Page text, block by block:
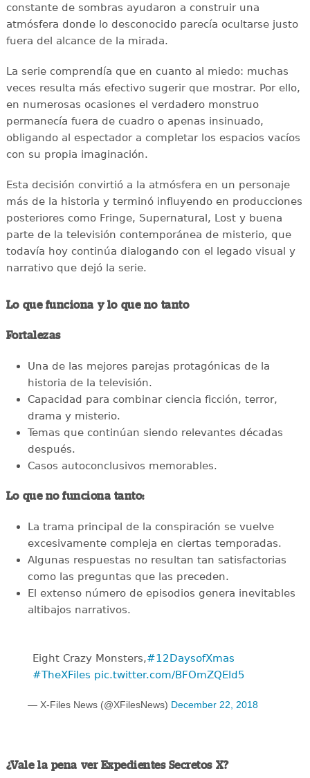
constante de sombras ayudaron a construir una
atmósfera donde lo desconocido parecía ocultarse justo
fuera del alcance de la mirada.
La serie comprendía que en cuanto al miedo: muchas
veces resulta más efectivo sugerir que mostrar. Por ello,
en numerosas ocasiones el verdadero monstruo
permanecía fuera de cuadro o apenas insinuado,
obligando al espectador a completar los espacios vacíos
con su propia imaginación.
Esta decisión convirtió a la atmósfera en un personaje
más de la historia y terminó influyendo en producciones
posteriores como Fringe, Supernatural, Lost y buena
parte de la televisión contemporánea de misterio, que
todavía hoy continúa dialogando con el legado visual y
narrativo que dejó la serie.
Lo que funciona y lo que no tanto
Fortalezas
Una de las mejores parejas protagónicas de la
historia de la televisión.
Capacidad para combinar ciencia ficción, terror,
drama y misterio.
Temas que continúan siendo relevantes décadas
después.
Casos autoconclusivos memorables.
Lo que no funciona tanto:
La trama principal de la conspiración se vuelve
excesivamente compleja en ciertas temporadas.
Algunas respuestas no resultan tan satisfactorias
como las preguntas que las preceden.
El extenso número de episodios genera inevitables
altibajos narrativos.
Eight Crazy Monsters,#12DaysofXmas
#TheXFiles pic.twitter.com/BFOmZQEld5
— X-Files News (@XFilesNews) December 22, 2018
¿Vale la pena ver Expedientes Secretos X?